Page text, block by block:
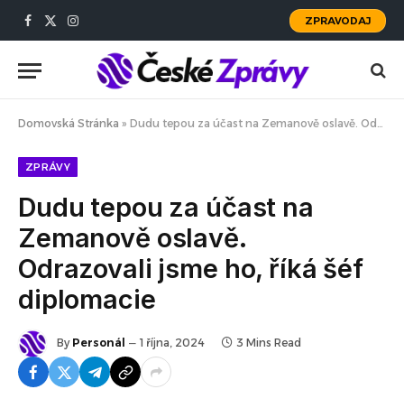
Facebook
X
Instagram
ZPRAVODAJ
Domovská Stránka » Dudu tepou za účast na Zemanově oslavě. Odrazovali jsme ho, říká šéf diplomacie
ZPRÁVY
Dudu tepou za účast na
Zemanově oslavě.
Odrazovali jsme ho, říká šéf
diplomacie
By Personál 1 října, 2024 3 Mins Read